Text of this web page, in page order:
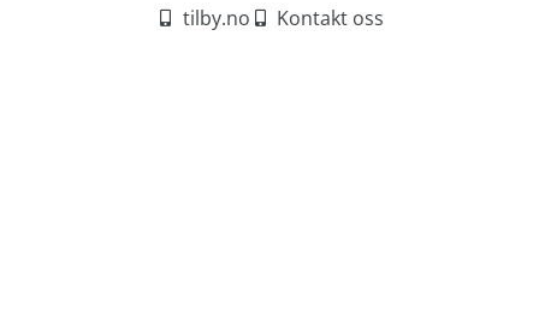
tilby.no Kontakt oss